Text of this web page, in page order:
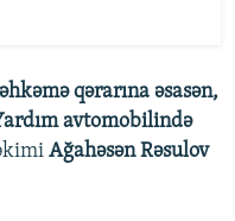
qərarına əsasən,
avtomobilində
Ağahəsən Rəsulov